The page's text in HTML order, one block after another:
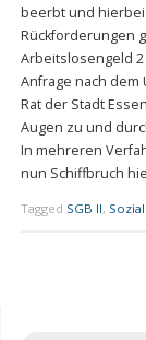
beerbt und
Rückforderungen
Arbeitslosengeld
Anfrage nach dem
Rat der Stadt
Augen zu und
In mehreren
nun Schiffbruch
Tagged SGB II,